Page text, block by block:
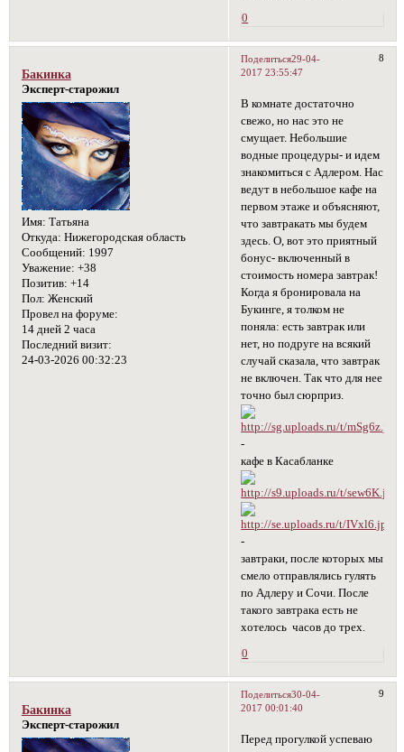
0
Поделиться 8
29-04-
2017 23:55:47
Бакинка
Эксперт-старожил
Имя: Татьяна
Откуда: Нижегородская область
Сообщений: 1997
Уважение: +38
Позитив: +14
Пол: Женский
Провел на форуме:
14 дней 2 часа
Последний визит:
24-03-2026 00:32:23
В комнате достаточно
свежо, но нас это не
смущает. Небольшие
водные процедуры- и идем
знакомиться с Адлером. Нас
ведут в небольшое кафе на
первом этаже и объясняют,
что завтракать мы будем
здесь. О, вот это приятный
бонус- включенный в
стоимость номера завтрак!
Когда я бронировала на
Букинге, я толком не
поняла: есть завтрак или
нет, но подруге на всякий
случай сказала, что завтрак
не включен. Так что для нее
точно был сюрприз.
-
кафе в Касабланке
-
завтраки, после которых мы
смело отправлялись гулять
по Адлеру и Сочи. После
такого завтрака есть не
хотелось часов до трех.
0
Поделиться 9
30-04-
2017 00:01:40
Бакинка
Эксперт-старожил
Перед прогулкой успеваю